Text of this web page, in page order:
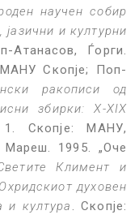
научен собир
и културни
Атанасов, Ѓорги.
МАНУ Скопје; Поп-
ракописи од
збирки: X-XIX
Скопје: МАНУ,
1995. „Оче
Климент и
духовен
и култура
. Скопје: